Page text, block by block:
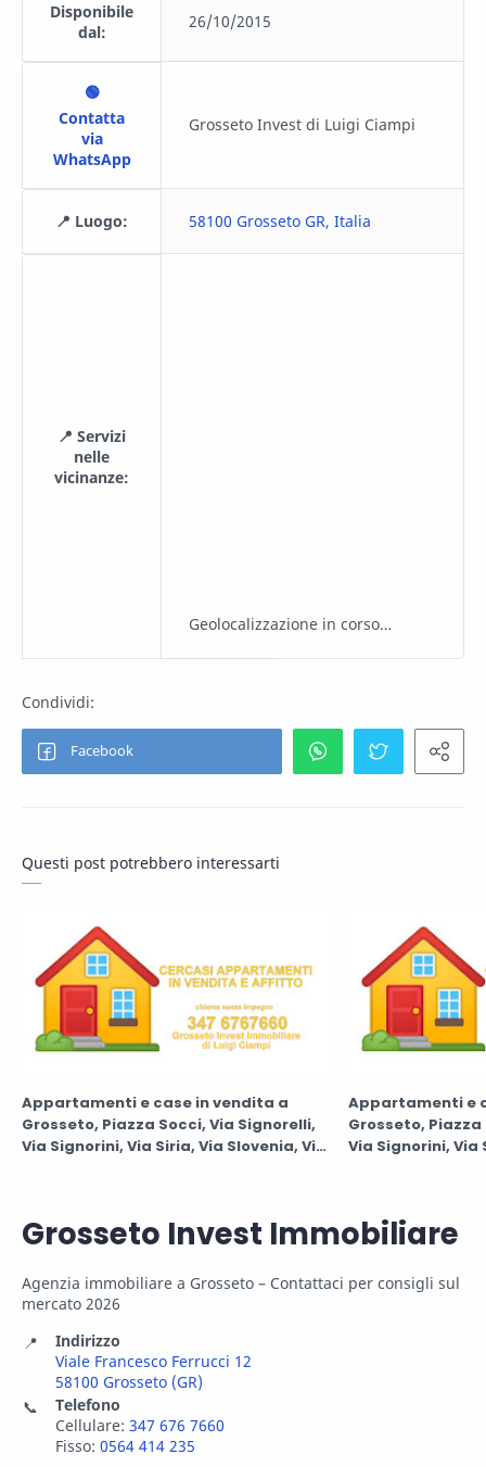
Disponibile
dal:
26/10/2015
🟢
Contatta
via
WhatsApp
Grosseto Invest di Luigi Ciampi
📍 Luogo: 58100 Grosseto GR, Italia
📍 Servizi
nelle
vicinanze:
Geolocalizzazione in corso…
Questi post potrebbero interessarti
Appartamenti e case in vendita a
Grosseto, Piazza Socci, Via Signorelli,
Via Signorini, Via Siria, Via Slovenia, Via
Spontini, Viale Sonnino,
Appartamenti e
Grosseto,
Via Signorini, Via
Spontini, Viale
Grosseto Invest Immobiliare
Agenzia immobiliare a Grosseto – Contattaci per consigli sul
mercato 2026
📍
Indirizzo
Viale Francesco Ferrucci 12
58100 Grosseto (GR)
📞
Telefono
Cellulare: 347 676 7660
Fisso: 0564 414 235